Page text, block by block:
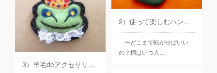
2）使って楽しむハンドメイドフェルト基礎部
〜どこまで転がせばいい
の？柄はいつ入…
3）羊毛deアクセサリー部